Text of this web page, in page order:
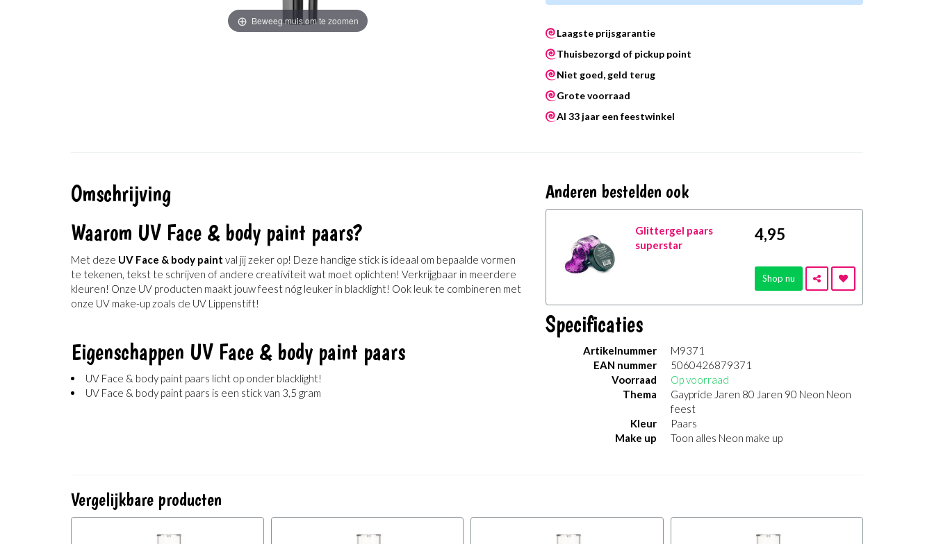
Beweeg muis om te zoomen
Laagste prijsgarantie
Thuisbezorgd of pickup point
Niet goed, geld terug
Grote voorraad
Al 33 jaar een feestwinkel
Omschrijving
Waarom UV Face & body paint paars?
Met deze UV Face & body paint val jij zeker op! Deze handige stick is ideaal om bepaalde vormen
te tekenen, tekst te schrijven of andere creativiteit wat moet oplichten! Verkrijgbaar in meerdere
kleuren! Onze UV producten maakt jouw feest nóg leuker in blacklight! Ook leuk te combineren met
onze UV make-up zoals de UV Lippenstift!
Eigenschappen UV Face & body paint paars
UV Face & body paint paars licht op onder blacklight!
UV Face & body paint paars is een stick van 3,5 gram
Anderen bestelden ook
Glittergel paars
superstar
4,95
Shop nu
Specificaties
Artikelnummer
M9371
EAN nummer
5060426879371
Voorraad
Op voorraad
Thema
Gaypride Jaren 80 Jaren 90 Neon Neon
feest
Kleur
Paars
Make up
Toon alles Neon make up
Vergelijkbare producten